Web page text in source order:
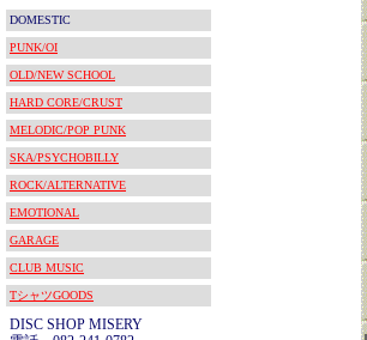
DOMESTIC
PUNK/OI
OLD/NEW SCHOOL
HARD CORE/CRUST
MELODIC/POP PUNK
SKA/PSYCHOBILLY
ROCK/ALTERNATIVE
EMOTIONAL
GARAGE
CLUB MUSIC
TシャツGOODS
DISC SHOP MISERY